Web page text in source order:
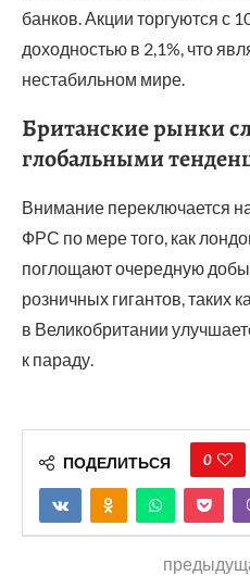
банков. Акции торгуются с
доходностью в 2,1%, что
нестабильном мире.
Британские рынки
глобальными
Внимание переключается
ФРС по мере того, как
поглощают очередную
розничных гигантов, таких
в Великобритании
к параду.
ПОДЕЛИТЬСЯ 0